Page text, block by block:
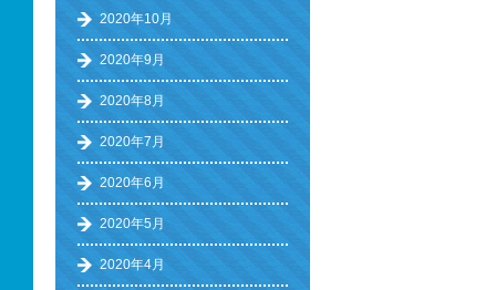
2020年10月
2020年9月
2020年8月
2020年7月
2020年6月
2020年5月
2020年4月